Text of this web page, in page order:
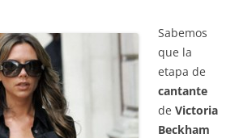
Sabemos
que la
etapa de
cantante
de Victoria
Beckham